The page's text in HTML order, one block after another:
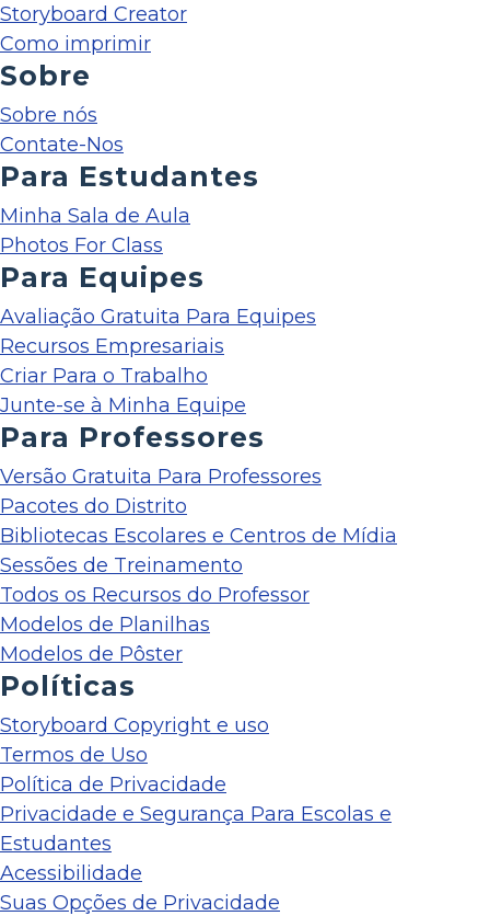
Storyboard Creator
Como imprimir
Sobre
Sobre nós
Contate-Nos
Para Estudantes
Minha Sala de Aula
Photos For Class
Para Equipes
Avaliação Gratuita Para Equipes
Recursos Empresariais
Criar Para o Trabalho
Junte-se à Minha Equipe
Para Professores
Versão Gratuita Para Professores
Pacotes do Distrito
Bibliotecas Escolares e Centros de Mídia
Sessões de Treinamento
Todos os Recursos do Professor
Modelos de Planilhas
Modelos de Pôster
Políticas
Storyboard Copyright e uso
Termos de Uso
Política de Privacidade
Privacidade e Segurança Para Escolas e
Estudantes
Acessibilidade
Suas Opções de Privacidade